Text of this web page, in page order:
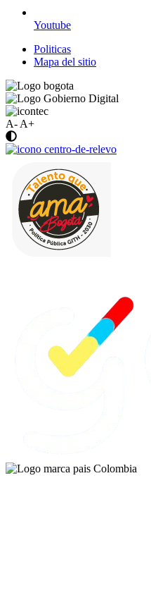
Youtube
Politicas
Mapa del sitio
A- A+